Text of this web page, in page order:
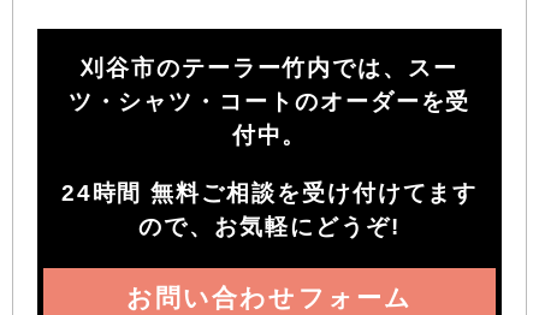
刈谷市のテーラー竹内では、スー
ツ・シャツ・コートのオーダーを受
付中。
24時間 無料ご相談を受け付けてます
ので、お気軽にどうぞ!
お問い合わせフォーム